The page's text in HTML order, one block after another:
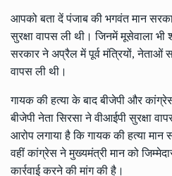
आपको बता दें पंजाब की भगवंत मान
सुरक्षा वापस ली थी। जिनमें मूसेवाला
सरकार ने अप्रैल में पूर्व मंत्रियों, नेताओं
वापस ली थी।
गायक की हत्या के बाद बीजेपी और
बीजेपी नेता सिरसा ने वीआईपी सुरक्षा
आरोप लगाया है कि गायक की हत्या मान
वहीं कांग्रेस ने मुख्यमंत्री मान को
कार्रवाई करने की मांग की है।